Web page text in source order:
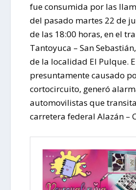
fue consumida por las
del pasado martes 22 de
de las 18:00 horas, en el
Tantoyuca – San
de la localidad El Pulque.
presuntamente causado
cortocircuito, generó
automovilistas que
carretera federal Alazán –